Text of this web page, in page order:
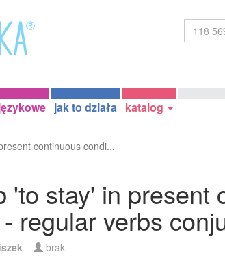
jak to działa katalog
continuous condi...
'to stay' in
regular verbs
brak